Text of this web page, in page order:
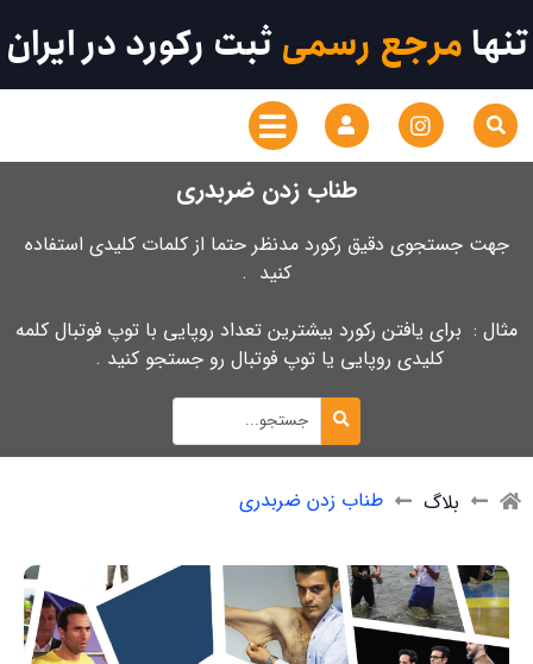
تنهامرجع رسمیثبت رکورد در ایران
طناب زدن ضربدری
جهت جستجوی دقیق رکورد مدنظر حتما از کلمات کلیدی استفاده
کنید .
مثال : برای یافتن رکورد بیشترین تعداد روپایی با توپ فوتبال کلمه
کلیدی روپایی یا توپ فوتبال رو جستجو کنید .
بلاگ طناب زدن ضربدری